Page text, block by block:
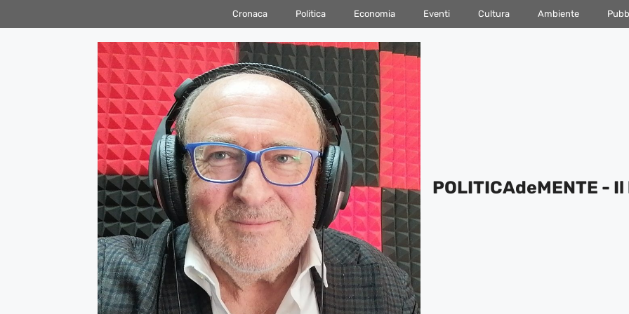
al
Cronaca Politica Economia Eventi Cultura Ambiente
POLITICAdeMENTE -